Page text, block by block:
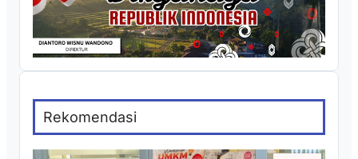
Rekomendasi